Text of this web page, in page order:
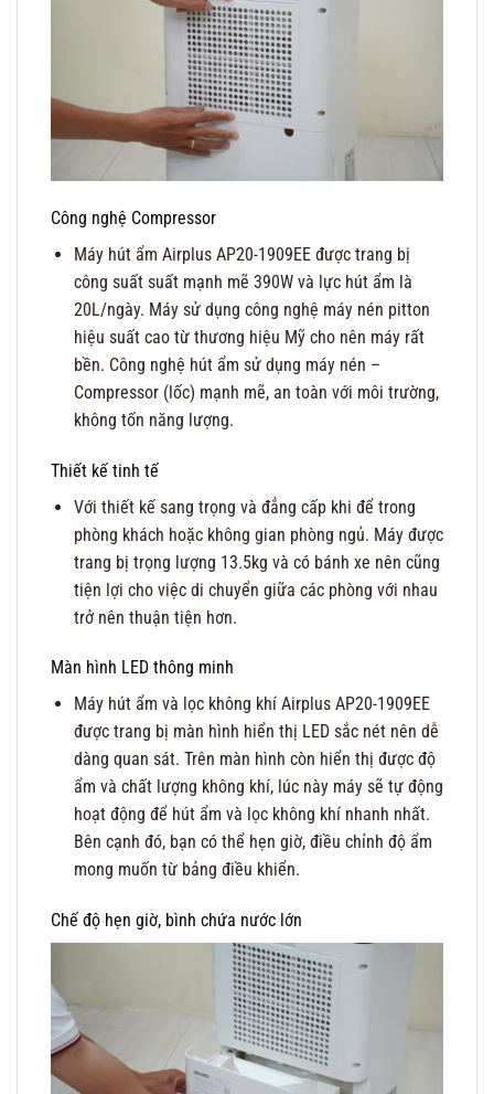
Công nghệ Compressor
Máy hút ẩm Airplus AP20-1909EE được trang bị
công suất suất mạnh mẽ 390W và lực hút ẩm là
20L/ngày. Máy sử dụng công nghệ máy nén pitton
hiệu suất cao từ thương hiệu Mỹ cho nên máy rất
bền. Công nghệ hút ẩm sử dụng máy nén –
Compressor (lốc) mạnh mẽ, an toàn với môi trường,
không tốn năng lượng.
Thiết kế tinh tế
Với thiết kế sang trọng và đẳng cấp khi để trong
phòng khách hoặc không gian phòng ngủ. Máy được
trang bị trọng lượng 13.5kg và có bánh xe nên cũng
tiện lợi cho việc di chuyển giữa các phòng với nhau
trở nên thuận tiện hơn.
Màn hình LED thông minh
Máy hút ẩm và lọc không khí Airplus AP20-1909EE
được trang bị màn hình hiển thị LED sắc nét nên dễ
dàng quan sát. Trên màn hình còn hiển thị được độ
ẩm và chất lượng không khí, lúc này máy sẽ tự động
hoạt động để hút ẩm và lọc không khí nhanh nhất.
Bên cạnh đó, bạn có thể hẹn giờ, điều chỉnh độ ẩm
mong muốn từ bảng điều khiển.
Chế độ hẹn giờ, bình chứa nước lớn